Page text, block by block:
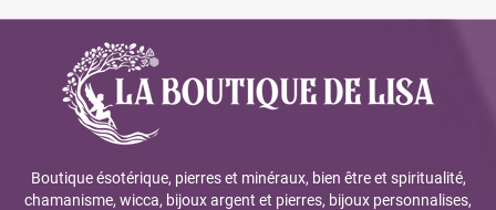
Boutique ésotérique, pierres et minéraux, bien être et spiritualité,
chamanisme, wicca, bijoux argent et pierres, bijoux personnalises,